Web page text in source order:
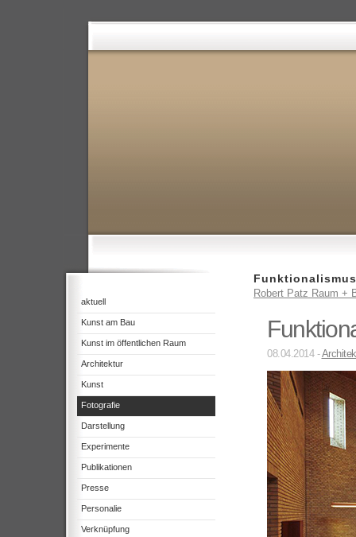
aktuell
Kunst am Bau
Kunst im öffentlichen Raum
Architektur
Kunst
Fotografie
Darstellung
Experimente
Publikationen
Presse
Personalie
Verknüpfung
Funktionalismus
Robert Patz Raum +
08.04.2014 -